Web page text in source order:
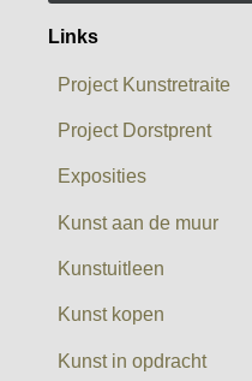
Links
Project Kunstretraite
Project Dorstprent
Exposities
Kunst aan de muur
Kunstuitleen
Kunst kopen
Kunst in opdracht